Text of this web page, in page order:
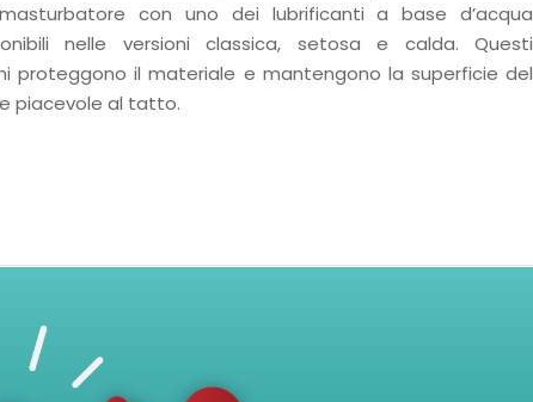
con uno dei lubrificanti a base d’acqua
nelle versioni classica, setosa e calda. Questi
proteggono il materiale e mantengono la superficie del
piacevole al tatto.